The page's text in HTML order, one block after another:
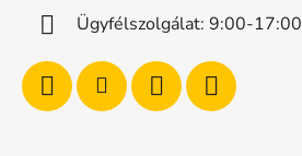
Ügyfélszolgálat: 9:00-17:00